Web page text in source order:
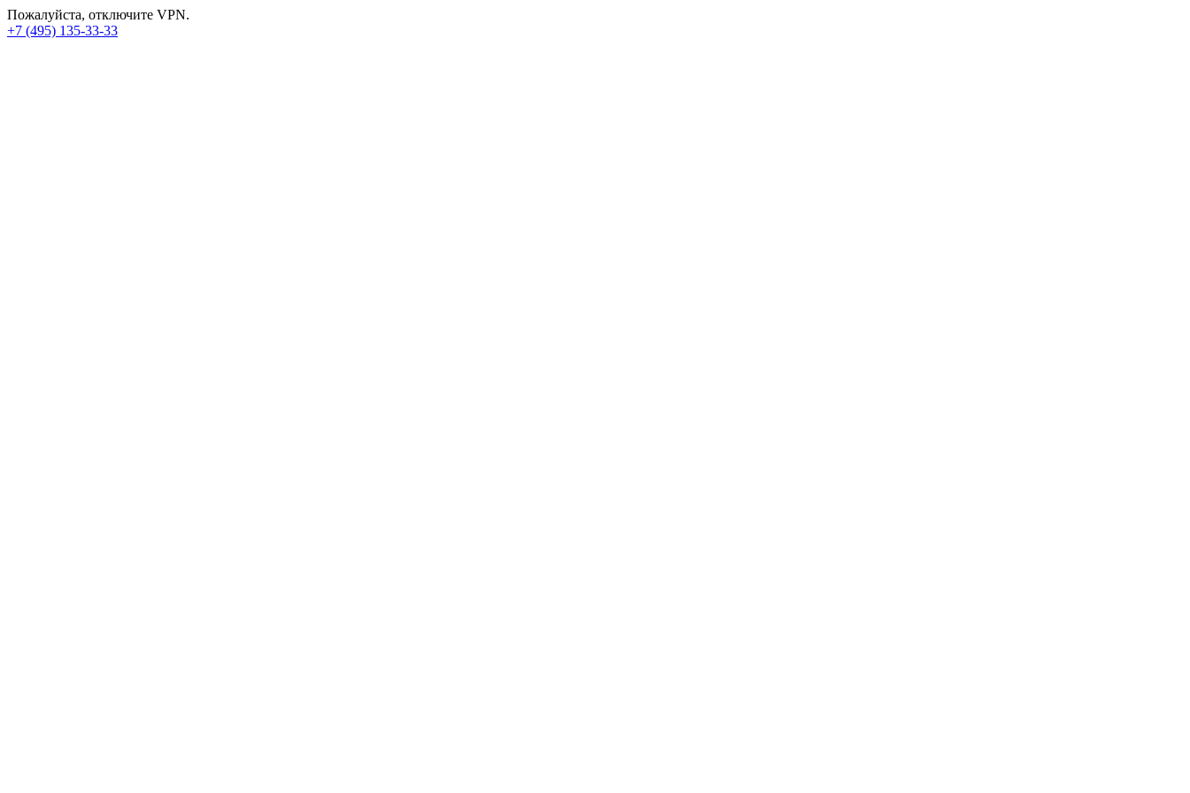
Пожалуйста, отключите VPN.
+7 (495) 135-33-33